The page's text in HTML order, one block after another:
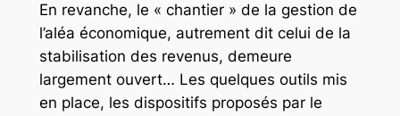
En revanche, le « chantier » de la gestion de
l’aléa économique, autrement dit celui de la
stabilisation des revenus, demeure
largement ouvert… Les quelques outils mis
en place, les dispositifs proposés par le